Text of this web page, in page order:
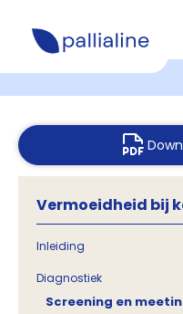
Vermoeidheid bij
Inleiding
Diagnostiek
Screening en